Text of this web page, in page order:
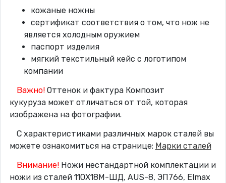
кожаные ножны
сертификат соответствия о том, что нож не
является холодным оружием
паспорт изделия
мягкий текстильный кейс с логотипом
компании
Важно! Оттенок и фактура Композит
кукуруза может отличаться от той, которая
изображена на фотографии.
С характеристиками различных марок сталей вы
можете ознакомиться на странице: Марки сталей
Внимание!Ножи нестандартной комплектации и
ножи из сталей 110Х18М-ШД, AUS-8, ЭП766, Elmax